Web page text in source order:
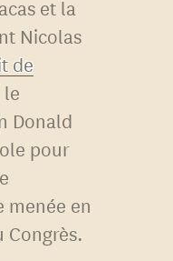
et la
Nicolas
de
le
Donald
pour
menée en
Congrès.